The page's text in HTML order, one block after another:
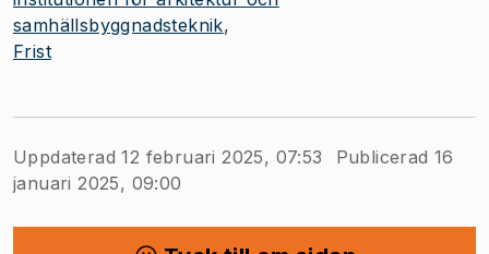
samhällsbyggnadsteknik
Frist
Uppdaterad 12 februari 2025, 07:53
Publicerad 16
januari 2025, 09:00